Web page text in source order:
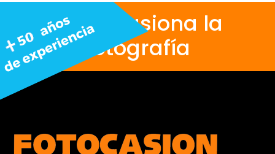
Nos apasiona la
fotografía